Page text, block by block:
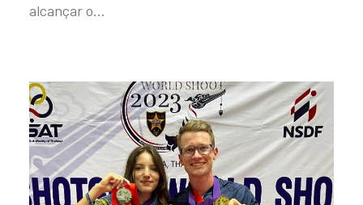
alcançar o…